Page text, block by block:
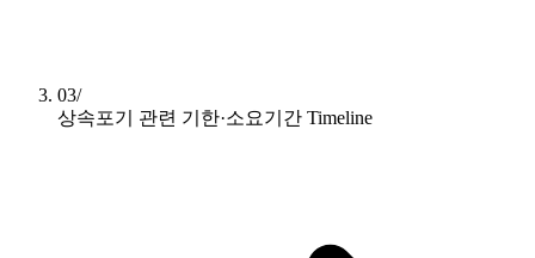
03/
상속포기 관련 기한·소요기간 Timeline